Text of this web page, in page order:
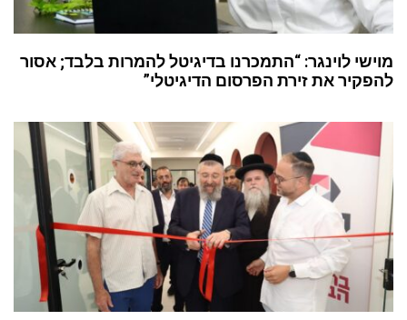
מוישי לוינגר: “התמכרנו בדיגיטל להמרות בלבד; אסור
להפקיר את זירת הפרסום הדיגיטלי”